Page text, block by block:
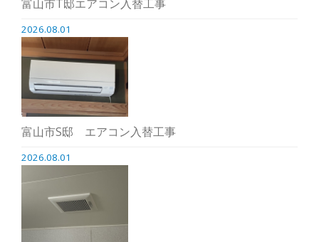
富山市T邸エアコン入替工事
2026.08.01
富山市S邸 エアコン入替工事
2026.08.01